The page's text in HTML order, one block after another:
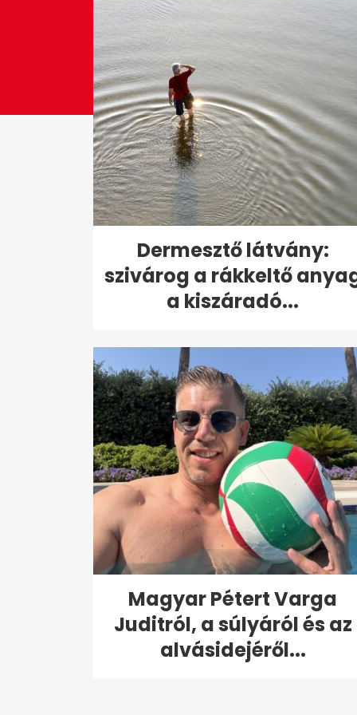
Dermesztő látvány:
szivárog a rákkeltő
a kiszáradó...
Magyar Pétert Varga
Juditról, a súlyáról és az
alvásidejéről...